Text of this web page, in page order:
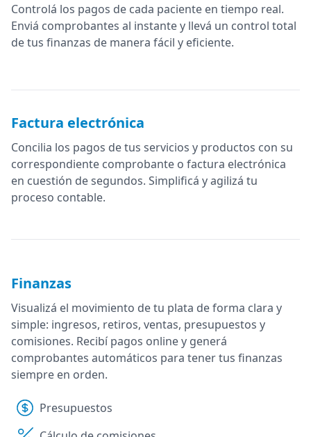
Controlá los pagos de cada paciente en tiempo real.
Enviá comprobantes al instante y llevá un control total
de tus finanzas de manera fácil y eficiente.
Factura electrónica
Concilia los pagos de tus servicios y productos con su
correspondiente comprobante o factura electrónica
en cuestión de segundos. Simplificá y agilizá tu
proceso contable.
Finanzas
Visualizá el movimiento de tu plata de forma clara y
simple: ingresos, retiros, ventas, presupuestos y
comisiones. Recibí pagos online y generá
comprobantes automáticos para tener tus finanzas
siempre en orden.
Presupuestos